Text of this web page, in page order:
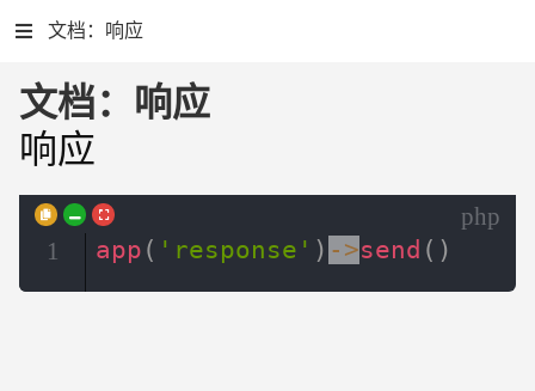
文档：响应
文档：响应
响应
php
app ( 'response' ) ->send ( )
1